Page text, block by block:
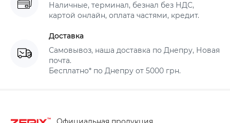
Наличные, терминал, безнал без НДС,
картой онлайн, оплата частями, кредит.
Доставка
Самовывоз, наша доставка по Днепру, Новая
почта.
Бесплатно* по Днепру от 5000 грн.